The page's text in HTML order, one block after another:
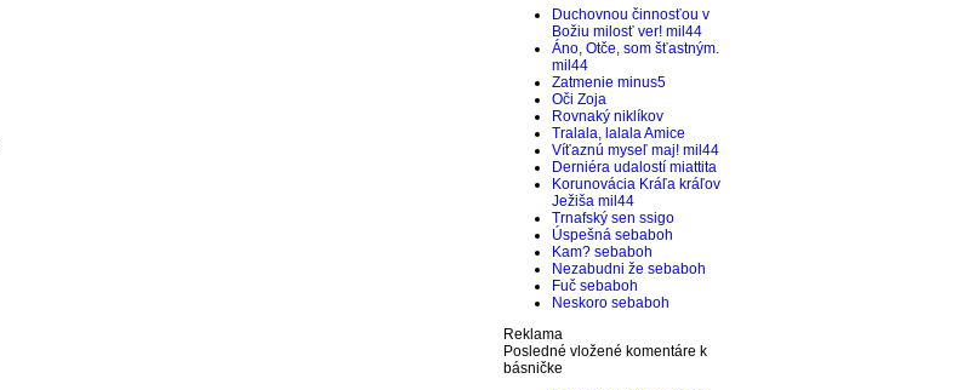
Duchovnou činnosťou v
Božiu milosť ver! mil44
Áno, Otče, som šťastným.
mil44
Zatmenie minus5
Oči Zoja
Rovnaký niklíkov
Tralala, lalalaAmice
Víťaznú myseľ maj! mil44
Derniéra udalostí miattita
Korunovácia Kráľa kráľov
Ježiša mil44
Trnafský sen ssigo
Úspešná sebaboh
Kam? sebaboh
Nezabudni že sebaboh
Fuč sebaboh
Neskoro sebaboh
Reklama
Posledné vložené komentáre k
básničke